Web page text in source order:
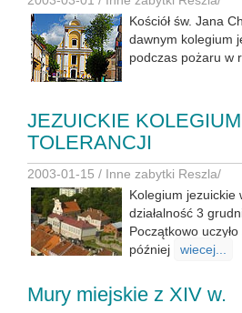
Kościół św. Jana
dawnym kolegium
podczas pożaru w
JEZUICKIE
TOLERANCJI
2003-01-15 / Inne zabytki Reszla/
Kolegium jezuickie
działalność 3
Początkowo
później
wiecej...
Mury miejskie z XIV w.